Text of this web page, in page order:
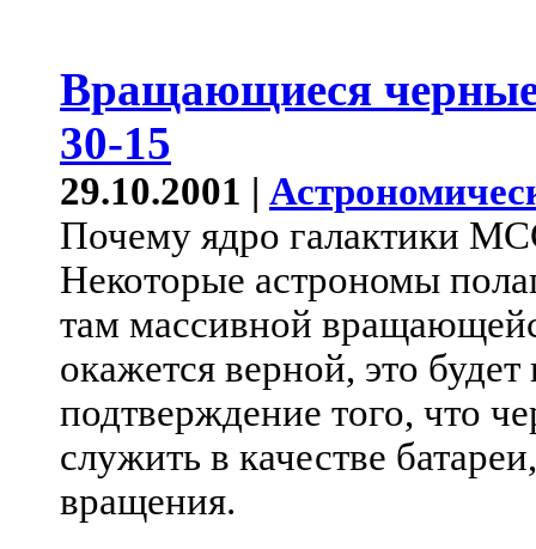
Вращающиеся
30-15
29.10.2001 |
Почему ядро галактики
Некоторые астрономы
там массивной
окажется верной, это
подтверждение того, что
служить в качестве
вращения.